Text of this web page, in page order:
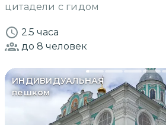
цитадели с гидом
2.5 часа
до 8 человек
ИНДИВИДУАЛЬНАЯ
пешком